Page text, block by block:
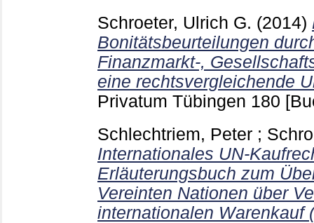
Schroeter, Ulrich G. (2014)
Bonitätsbeurteilungen
Finanzmarkt-,
eine rechtsvergleichende
Privatum Tübingen 180
Schlechtriem, Peter ;
Internationales UN-
Erläuterungsbuch zum
Vereinten Nationen über
internationalen Warenkauf